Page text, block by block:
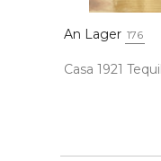
An Lager 176
Casa 1921